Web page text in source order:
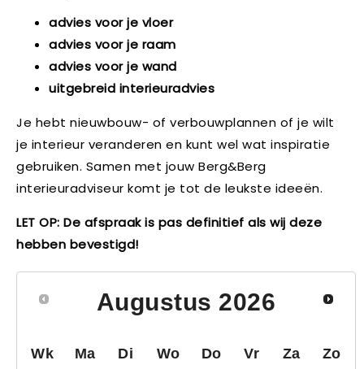
advies voor je vloer
advies voor je raam
advies voor je wand
uitgebreid interieuradvies
Je hebt nieuwbouw- of verbouwplannen of je wilt
je interieur veranderen en kunt wel wat inspiratie
gebruiken. Samen met jouw Berg&Berg
interieuradviseur komt je tot de leukste ideeën.
LET OP: De afspraak is pas definitief als wij deze
hebben bevestigd!
Augustus 2026
Wk Ma Di Wo Do Vr Za Zo